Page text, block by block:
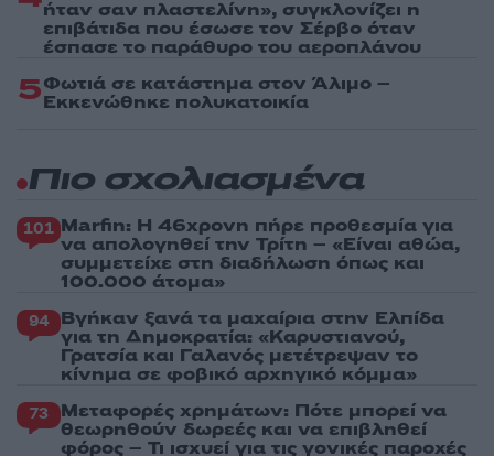
ήταν σαν πλαστελίνη», συγκλονίζει η
επιβάτιδα που έσωσε τον Σέρβο όταν
έσπασε το παράθυρο του αεροπλάνου
5Φωτιά σε κατάστημα στον Άλιμο –
Εκκενώθηκε πολυκατοικία
Πιο σχολιασμένα
101 Marfin: Η 46χρονη πήρε προθεσμία για
να απολογηθεί την Τρίτη – «Είναι αθώα,
συμμετείχε στη διαδήλωση όπως και
100.000 άτομα»
94 Βγήκαν ξανά τα μαχαίρια στην Ελπίδα
για τη Δημοκρατία: «Καρυστιανού,
Γρατσία και Γαλανός μετέτρεψαν το
κίνημα σε φοβικό αρχηγικό κόμμα»
73 Μεταφορές χρημάτων: Πότε μπορεί να
θεωρηθούν δωρεές και να επιβληθεί
φόρος – Τι ισχυεί για τις γονικές παροχές